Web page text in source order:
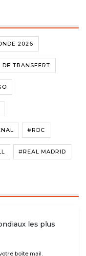
2026
DE TRANSFERT
#RDC
#REAL MADRID
les plus
boîte mail.